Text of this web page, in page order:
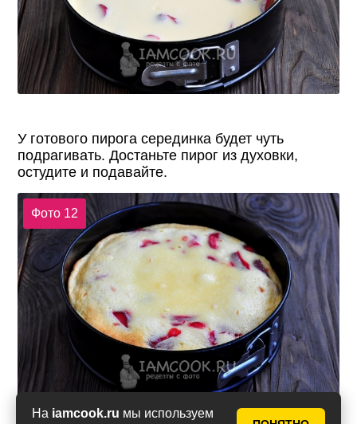
На iamcook.ru мы используем
У готового пирога серединка будет чуть
подрагивать. Достаньте пирог из духовки,
остудите и подавайте.
Фото 12